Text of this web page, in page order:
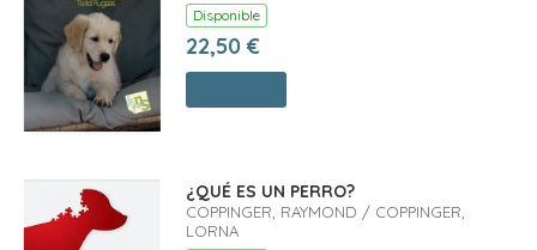
Disponible
22,50 €
¿QUÉ ES UN PERRO?
COPPINGER, RAYMOND / COPPINGER,
LORNA